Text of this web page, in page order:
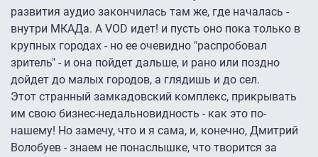
развития аудио закончилась там же, где началась -
внутри МКАДа. А VOD идет! и пусть оно пока только в
крупных городах - но ее очевидно "распробовал
зритель" - и она пойдет дальше, и рано или поздно
дойдет до малых городов, а глядишь и до сел.
Этот странный замкадовский комплекс, прикрывать
им свою бизнес-недальновидность - как это по-
нашему! Но замечу, что и я сама, и, конечно, Дмитрий
Волобуев - знаем не понаслышке, что творится за